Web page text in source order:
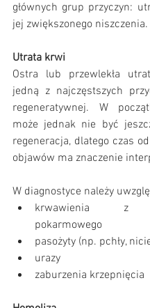
głównych grup przyczyn:
jej zwiększonego niszczenia.
Utrata krwi
Ostra lub przewlekła
jedną z najczęstszych
regeneratywnej. W
może jednak nie być
regeneracja, dlatego czas
objawów ma znaczenie
W diagnostyce należy
krwawienia z
pokarmowego
pasożyty (np. pchły,
urazy
zaburzenia krzepnięcia